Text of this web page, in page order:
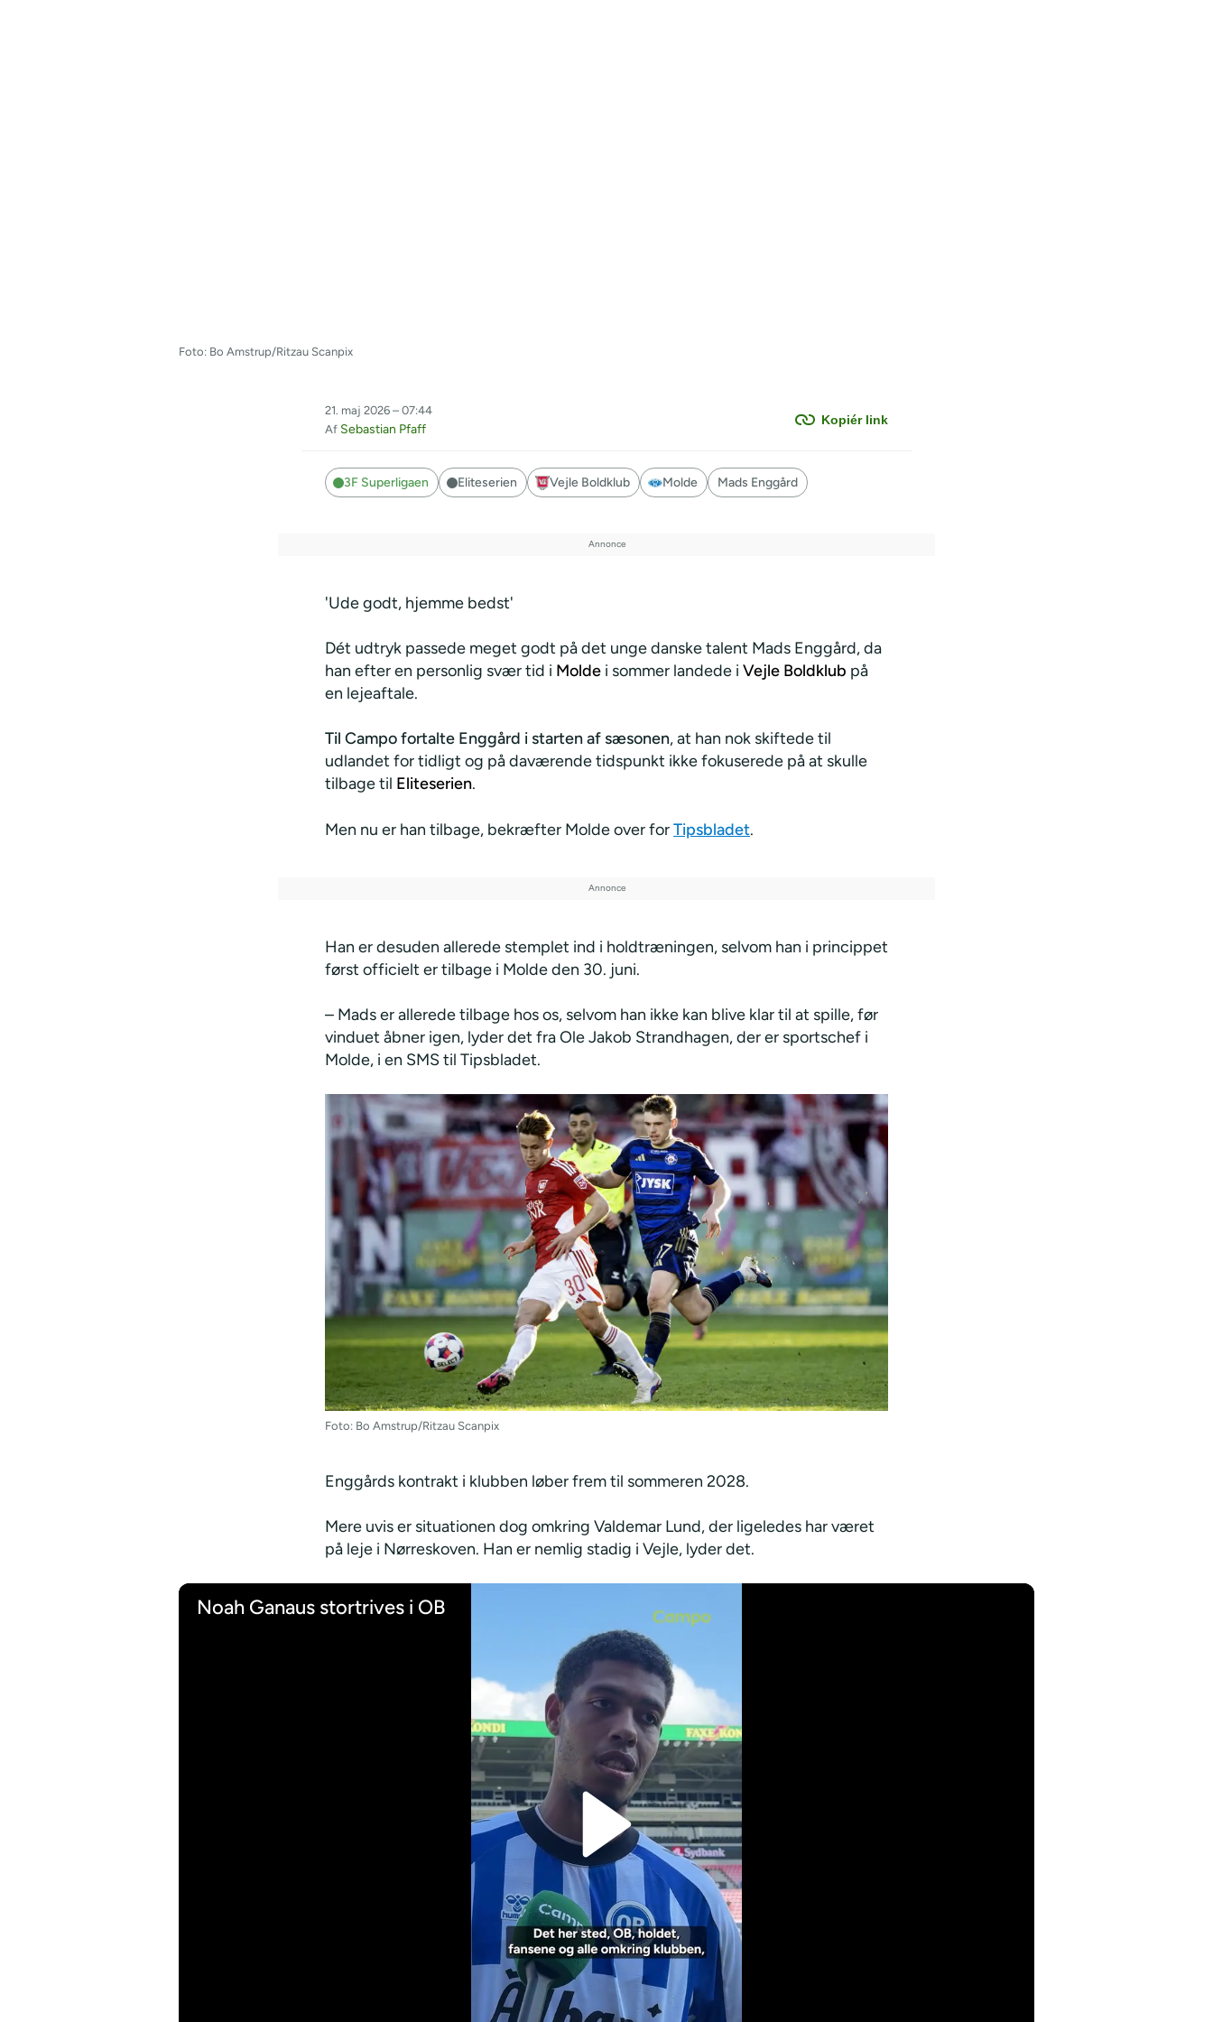
Foto: Bo Amstrup/Ritzau Scanpix
Kopiér link
21. maj 2026 – 07:44
Af Sebastian Pfaff
3F Superligaen Eliteserien Vejle Boldklub Molde Mads Enggård
'Ude godt, hjemme bedst'
Dét udtryk passede meget godt på det unge danske talent Mads Enggård, da
han efter en personlig svær tid i Molde i sommer landede i Vejle Boldklub på
en lejeaftale.
Til Campo fortalte Enggård i starten af sæsonen, at han nok skiftede til
udlandet for tidligt og på daværende tidspunkt ikke fokuserede på at skulle
tilbage til Eliteserien.
Men nu er han tilbage, bekræfter Molde over forTipsbladet.
Han er desuden allerede stemplet ind i holdtræningen, selvom han i princippet
først officielt er tilbage i Molde den 30. juni.
– Mads er allerede tilbage hos os, selvom han ikke kan blive klar til at spille, før
vinduet åbner igen, lyder det fra Ole Jakob Strandhagen, der er sportschef i
Molde, i en SMS til Tipsbladet.
Foto: Bo Amstrup/Ritzau Scanpix
Enggårds kontrakt i klubben løber frem til sommeren 2028.
Mere uvis er situationen dog omkring Valdemar Lund, der ligeledes har været
på leje i Nørreskoven. Han er nemlig stadig i Vejle, lyder det.
Noah Ganaus stortrives i OB